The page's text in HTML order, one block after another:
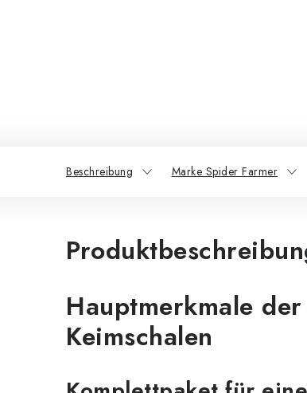
Beschreibung Marke Spider Farmer
Hauptmerkmale
Keimschalen